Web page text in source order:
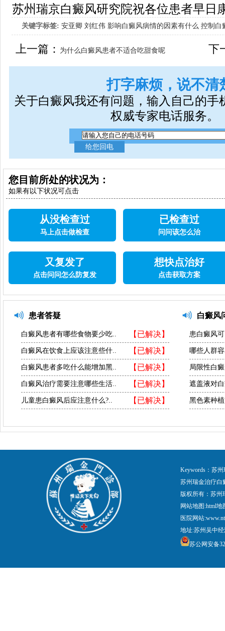
苏州瑞京白癜风研究院祝各位患者早日
关键字标签: 安亚卿 刘红伟 影响白癜风病情的因素有什么 控制白
女生应该如何治疗呢
上一篇： 为什么白癜风患者不适合吃甜食呢 下
打字麻烦，说不清
关于白癜风我还有问题，输入自己的手
权威专家电话服务。
您目前所处的状况为：
如果有以下状况可点击
从没检查过
马上点击做检查
已检查过
问问该怎么治
又复发了
点击问问怎么防复发
想快点治好
点击获取方案
患者答疑
【已解决】
白癜风患者有哪些食物要少吃..
【已解决】
白癜风在饮食上应该注意些什..
【已解决】
白癜风患者多吃什么能增加黑..
【已解决】
白癜风治疗需要注意哪些生活..
【已解决】
儿童患白癜风后应注意什么?..
白癜风
患白癜风
哪些人群
局限性白
遮盖液对
黑色素种
Keywords：苏
苏州瑞金治疗白
版权所有：苏
网站地图:html地
医院网站
地址:苏州吴中
苏公网安备